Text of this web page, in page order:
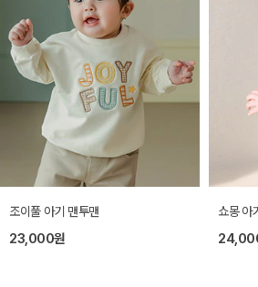
조이풀 아기 맨투맨
23,000원
쇼몽 아